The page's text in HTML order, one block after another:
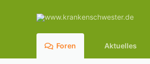
Foren Aktuelles